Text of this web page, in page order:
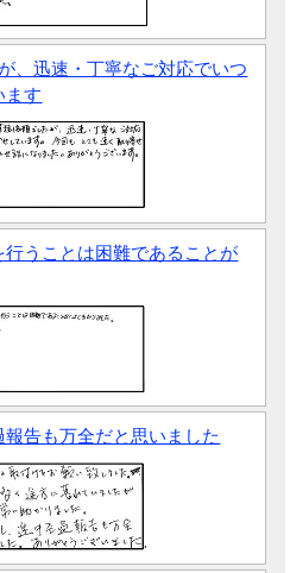
、迅速・丁寧なご対応でいつ
ます
うことは困難であることが
告も万全だと思いました